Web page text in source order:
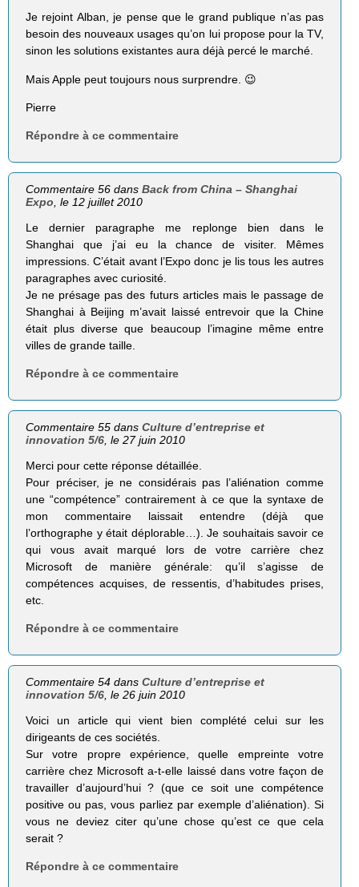
Je rejoint Alban, je pense que le grand publique n’as pas
besoin des nouveaux usages qu’on lui propose pour la TV,
sinon les solutions existantes aura déjà percé le marché.
Mais Apple peut toujours nous surprendre. 😉
Pierre
Répondre à ce commentaire
Commentaire 56 dansBack from China – Shanghai
Expo , le 12 juillet 2010
Le dernier paragraphe me replonge bien dans le
Shanghai que j’ai eu la chance de visiter. Mêmes
impressions. C’était avant l’Expo donc je lis tous les autres
paragraphes avec curiosité.
Je ne présage pas des futurs articles mais le passage de
Shanghai à Beijing m’avait laissé entrevoir que la Chine
était plus diverse que beaucoup l’imagine même entre
villes de grande taille.
Répondre à ce commentaire
Commentaire 55 dansCulture d’entreprise et
innovation 5/6 , le 27 juin 2010
Merci pour cette réponse détaillée.
Pour préciser, je ne considérais pas l’aliénation comme
une “compétence” contrairement à ce que la syntaxe de
mon commentaire laissait entendre (déjà que
l’orthographe y était déplorable…). Je souhaitais savoir ce
qui vous avait marqué lors de votre carrière chez
Microsoft de manière générale: qu’il s’agisse de
compétences acquises, de ressentis, d’habitudes prises,
etc.
Répondre à ce commentaire
Commentaire 54 dansCulture d’entreprise et
innovation 5/6, le 26 juin 2010
Voici un article qui vient bien complété celui sur les
dirigeants de ces sociétés.
Sur votre propre expérience, quelle empreinte votre
carrière chez Microsoft a-t-elle laissé dans votre façon de
travailler d’aujourd’hui ? (que ce soit une compétence
positive ou pas, vous parliez par exemple d’aliénation). Si
vous ne deviez citer qu’une chose qu’est ce que cela
serait ?
Répondre à ce commentaire